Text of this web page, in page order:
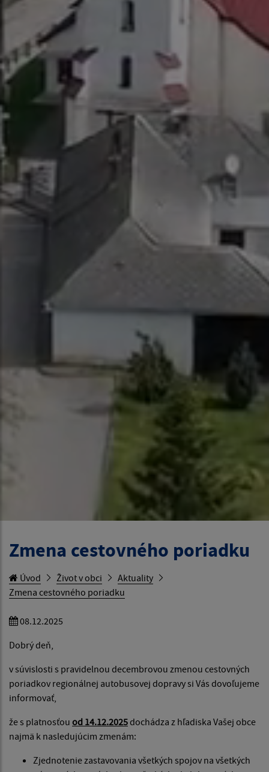
Zmena cestovného poriadku
Úvod Život v obci
Aktuality
Zmena cestovného poriadku
08.12.2025
Dobrý deň,
v súvislosti s pravidelnou decembrovou zmenou cestovných
poriadkov regionálnej autobusovej dopravy si Vás dovoľujeme
informovať,
že s platnosťou od 14.12.2025dochádza z hľadiska Vašej obce
najmä k nasledujúcim zmenám:
Zjednotenie zastavovania všetkých spojov na všetkých